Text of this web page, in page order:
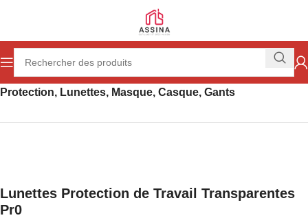
Accueil Outillage Protection de la personne
Protection, Lunettes, Masque, Casque, Gants
Lunettes Protection de Travail Transparentes
Pr0